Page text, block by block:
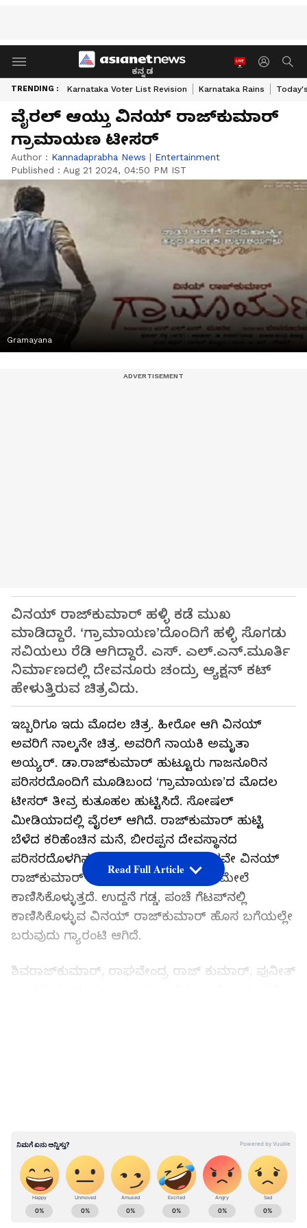
ಕನ್ನಡ
TRENDING : Karnataka Voter List Revision Karnataka Rains
ವೈರಲ್ ಆಯ್ತು ವಿನಯ್ ರಾಜ್‌ಕುಮಾರ್
ಗ್ರಾಮಾಯಣ ಟೀಸರ್
Author : Kannadaprabha News | Entertainment
Published : Aug 21 2024, 04:50 PM IST
Gramayana
ವಿನಯ್ ರಾಜ್‌ಕುಮಾರ್ ಹಳ್ಳಿ ಕಡೆ ಮುಖ
ಮಾಡಿದ್ದಾರೆ. ‘ಗ್ರಾಮಾಯಣ’ದೊಂದಿಗೆ ಹಳ್ಳಿ ಸೊಗಡು
ಸವಿಯಲು ರೆಡಿ ಆಗಿದ್ದಾರೆ. ಎಸ್. ಎಲ್.ಎನ್.ಮೂರ್ತಿ
ನಿರ್ಮಾಣದಲ್ಲಿ ದೇವನೂರು ಚಂದ್ರು ಆ್ಯಕ್ಷನ್ ಕಟ್
ಹೇಳುತ್ತಿರುವ ಚಿತ್ರವಿದು.
ಇಬ್ಬರಿಗೂ ಇದು ಮೊದಲ ಚಿತ್ರ. ಹೀರೋ ಆಗಿ ವಿನಯ್
ಅವರಿಗೆ ನಾಲ್ಕನೇ ಚಿತ್ರ. ಅವರಿಗೆ ನಾಯಕಿ ಅಮೃತಾ
ಅಯ್ಯರ್. ಡಾ.ರಾಜ್‌ಕುಮಾರ್ ಹುಟ್ಟೂರು ಗಾಜನೂರಿನ
ಪರಿಸರದೊಂದಿಗೆ ಮೂಡಿಬಂದ ‘ಗ್ರಾಮಾಯಣ’ದ ಮೊದಲ
ಟೀಸರ್ ತೀವ್ರ ಕುತೂಹಲ ಹುಟ್ಟಿಸಿದೆ. ಸೋಷಲ್
ಮೀಡಿಯಾದಲ್ಲಿ ವೈರಲ್ ಆಗಿದೆ. ರಾಜ್‌ಕುಮಾರ್ ಹುಟ್ಟಿ
ಬೆಳೆದ ಕರಿಹೆಂಚಿನ ಮನೆ, ಬೀರಪ್ಪನ ದೇವಸ್ಥಾನದ
ಪರಿಸರದೊಳಗಿನ ದೃಶ್ಯಗಳ ಝಲಕ್ ಮೂಲಕವೇ ವಿನಯ್
ರಾಜ್‌ಕುಮಾರ್ ಪಾತ್ರದ ಮೊದಲ ಲುಕ್ ತೆರೆ ಮೇಲೆ
ಕಾಣಿಸಿಕೊಳ್ಳುತ್ತದೆ. ಉದ್ದನೆ ಗಡ್ಡ, ಪಂಚೆ ಗೆಟಪ್‌ನಲ್ಲಿ
ಕಾಣಿಸಿಕೊಳ್ಳುವ ವಿನಯ್ ರಾಜ್‌ಕುಮಾರ್ ಹೊಸ ಬಗೆಯಲ್ಲೇ
ಬರುವುದು ಗ್ಯಾರಂಟಿ ಆಗಿದೆ.
ಶಿವರಾಜ್‌ಕುಮಾರ್, ರಾಘವೇಂದ್ರ ರಾಜ್ ಕುಮಾರ್, ಪುನೀತ್
ವಿನಯ್ ರಾಜ್‌ಕುಮಾರ್ ಪಾತ್ರದ ಹೆಸರು ಸಿಕ್ಸ್ತ್ ಸೆನ್ಸ್ ಸೀನ.
‘ಗಾಜನೂರಿನಲ್ಲಿ ತಾತ ಹುಟ್ಟಿದ ಮನೆಯಲ್ಲಿ ಟೀಸರ್
ಚಿತ್ರೀಕರಣ. ತುಂಬಾ ಭಯ ಇತ್ತು. ಟೀಸರ್ ನೋಡಿದರೆ, ಕಥೆ
Read Full Article
ABOUT THE AUTHOR